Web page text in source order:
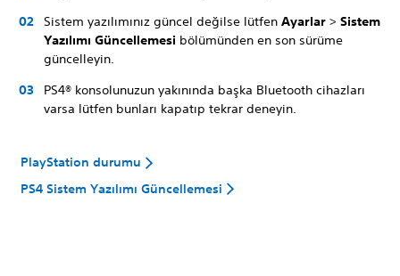
Sistem yazılımınız güncel değilse lütfen Ayarlar > Sistem
Yazılımı Güncellemesi bölümünden en son sürüme
güncelleyin.
PS4® konsolunuzun yakınında başka Bluetooth cihazları
varsa lütfen bunları kapatıp tekrar deneyin.
PlayStation durumu
PS4 Sistem Yazılımı Güncellemesi